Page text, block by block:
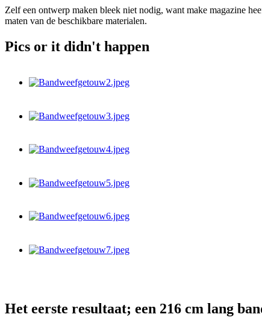
Zelf een ontwerp maken bleek niet nodig, want make magazine
maten van de beschikbare materialen.
Pics or it didn't happen
Het eerste resultaat; een 216 cm lang